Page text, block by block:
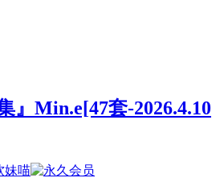
』Min.e[47套-2026.4.10